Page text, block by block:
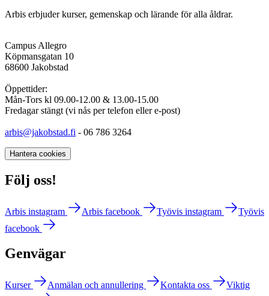
Arbis erbjuder kurser, gemenskap och lärande för alla åldrar.
Campus Allegro
Köpmansgatan 10
68600 Jakobstad
Öppettider:
Mån-Tors kl 09.00-12.00 & 13.00-15.00
Fredagar stängt (vi nås per telefon eller e-post)
arbis@jakobstad.fi - 06 786 3264
Hantera cookies
Följ oss!
Arbis instagram Arbis facebook Työvis instagram
Työvis
facebook
Genvägar
Kurser Anmälan och annullering Kontakta oss
Viktig